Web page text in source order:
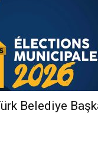
Belediye